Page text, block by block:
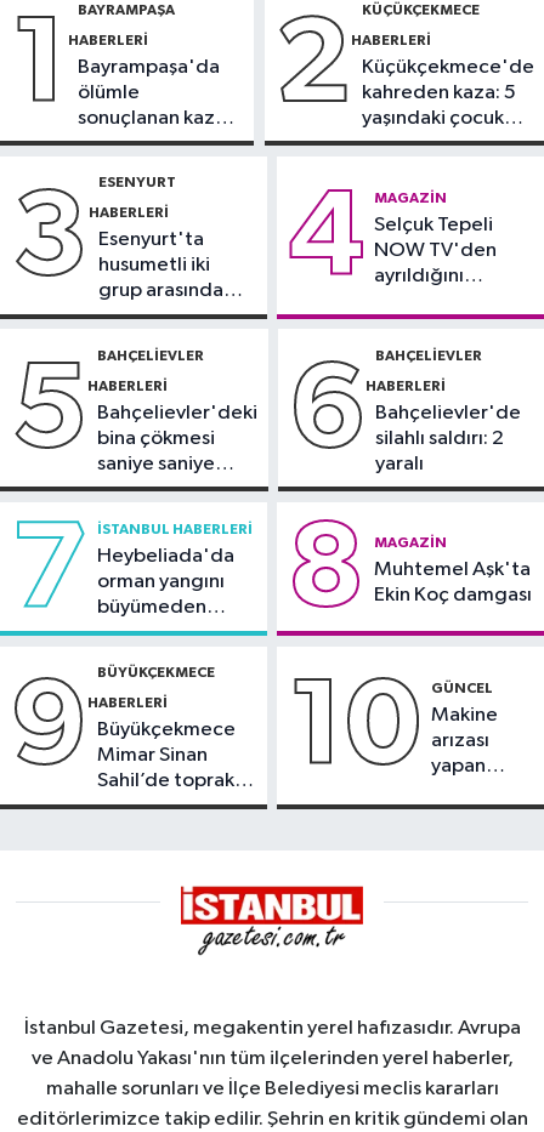
2026’da yer alacak takımlar belli
Fatih Haberleri
çeşmeleri birer birer ayağa
Avrupa Şampiyonası'na Riva'da
hazırlanıyor
sırasında 2 bina tahliye edildi
1 BAYRAMPAŞA
HABERLERI
Bayrampaşa'da
ölümle
sonuçlanan kaza:
Sürücü
2 KÜÇÜKÇEKMECE
HABERLERI
Küçükçekmece'de
kahreden kaza: 5
yaşındaki çocuk
yoğun bakımda
3 ESENYURT
HABERLERI
Esenyurt'ta
husumetli iki
grup arasında
silahlı kavga
4 MAGAZIN
Selçuk Tepeli
NOW TV'den
ayrıldığını
5 BAHÇELIEVLER
HABERLERI
Bahçelievler'deki
bina çökmesi
saniye saniye
görüntülendi
6 BAHÇELIEVLER
HABERLERI
Bahçelievler'de
silahlı saldırı: 2
yaralı
7 İSTANBUL HABERLERI
Heybeliada'da
orman yangını
büyümeden
söndürüldü
8 MAGAZIN
Muhtemel Aşk'ta
Ekin Koç damgası
9 BÜYÜKÇEKMECE
HABERLERI
Büyükçekmece
Mimar Sinan
Sahil’de toprak
kayması
10 GÜNCEL
Makine
arızası
yapan
İstanbul Gazetesi, megakentin yerel hafızasıdır. Avrupa
ve Anadolu Yakası'nın tüm ilçelerinden yerel haberler,
mahalle sorunları ve İlçe Belediyesi meclis kararları
editörlerimizce takip edilir. Şehrin en kritik gündemi olan